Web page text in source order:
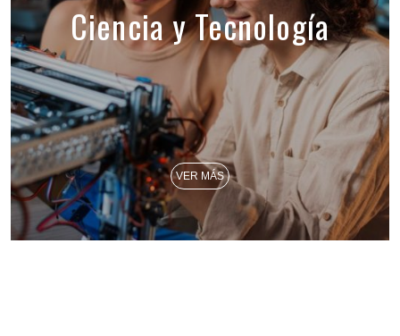
Ciencia y Tecnología
VER MÁS